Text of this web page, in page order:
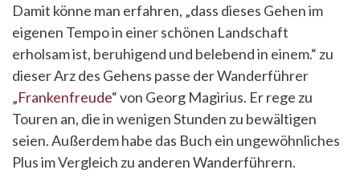
Damit könne man erfahren, „dass dieses Gehen im
eigenen Tempo in einer schönen Landschaft
erholsam ist, beruhigend und belebend in einem.“ zu
dieser Arz des Gehens passe der Wanderführer
„Frankenfreude“ von Georg Magirius. Er rege zu
Touren an, die in wenigen Stunden zu bewältigen
seien. Außerdem habe das Buch ein ungewöhnliches
Plus im Vergleich zu anderen Wanderführern.